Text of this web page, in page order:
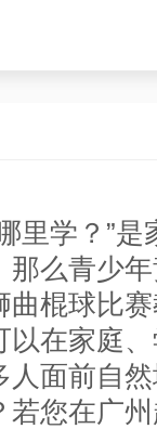
里学？”
那么青少
曲棍球比
以在家庭
人面前自
若您在广